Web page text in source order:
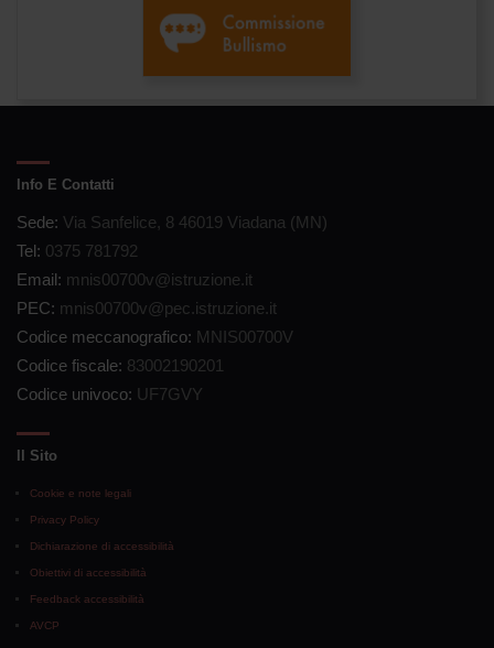
Info E Contatti
Sede: Via Sanfelice, 8 46019 Viadana (MN)
Tel: 0375 781792
Email: mnis00700v@istruzione.it
PEC: mnis00700v@pec.istruzione.it
Codice meccanografico: MNIS00700V
Codice fiscale: 83002190201
Codice univoco: UF7GVY
Il Sito
Cookie e note legali
Privacy Policy
Dichiarazione di accessibilità
Obiettivi di accessibilità
Feedback accessibilità
AVCP